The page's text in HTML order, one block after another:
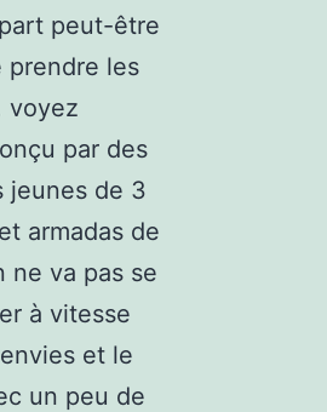
peut-être
prendre les
voyez
par des
jeunes de 3
armadas de
ne va pas se
à vitesse
et le
un peu de